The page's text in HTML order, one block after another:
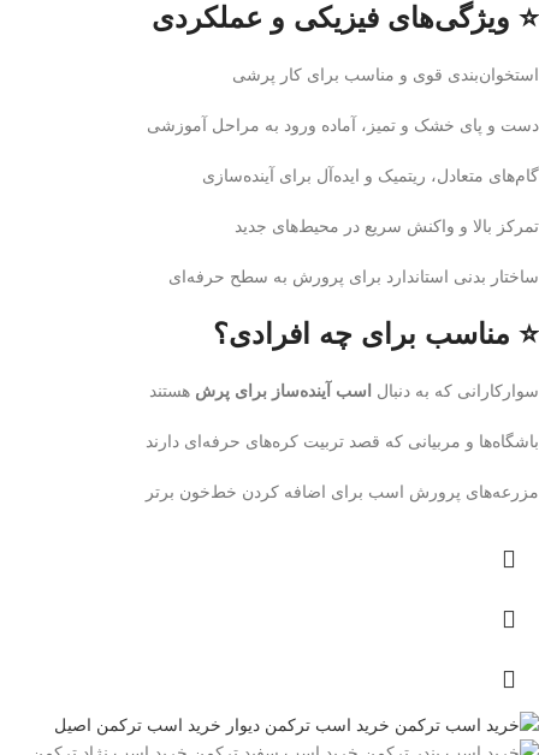
⭐ ویژگی‌های فیزیکی و عملکردی
استخوان‌بندی قوی و مناسب برای کار پرشی
دست و پای خشک و تمیز، آماده ورود به مراحل آموزشی
گام‌های متعادل، ریتمیک و ایده‌آل برای آینده‌سازی
تمرکز بالا و واکنش سریع در محیط‌های جدید
ساختار بدنی استاندارد برای پرورش به سطح حرفه‌ای
⭐ مناسب برای چه افرادی؟
سوارکارانی که به دنبال اسب آینده‌ساز برای پرش هستند
باشگاه‌ها و مربیانی که قصد تربیت کره‌های حرفه‌ای دارند
مزرعه‌های پرورش اسب برای اضافه کردن خط‌خون برتر